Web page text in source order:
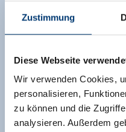
Zustimmung
Diese Webseite
Wir verwenden Cookies,
personalisieren,
zu können und die
analysieren. Außerdem